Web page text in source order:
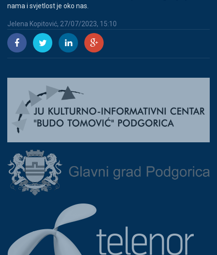
nama i svjetlost je oko nas.
Jelena Kopitović, 27/07/2023, 15:10